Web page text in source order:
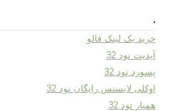
.
خرید بک لینک فالو
آپدیت نود 32
پسورد نود 32
اوکلی لایسنس رایگان نود 32
همیار نود 32